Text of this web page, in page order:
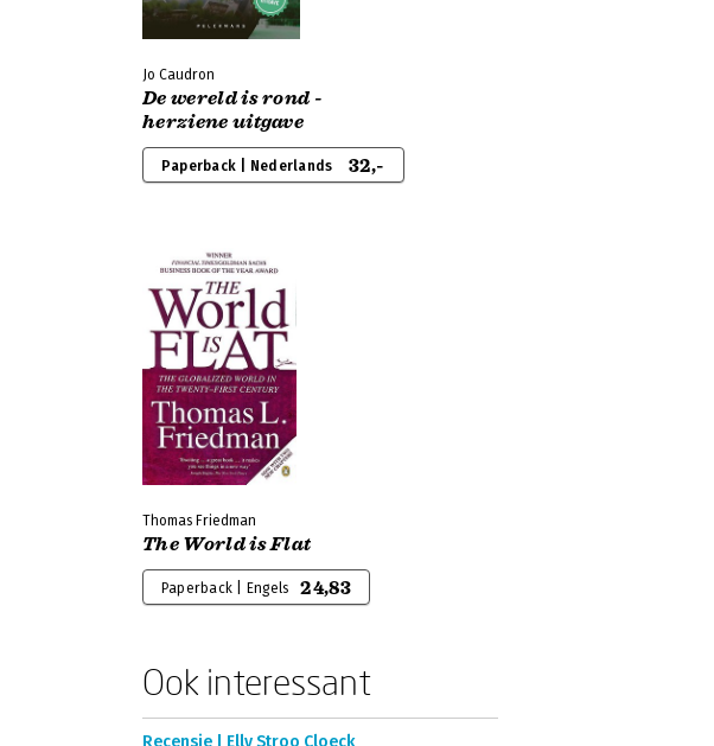
Jo Caudron
De wereld is rond -
herziene uitgave
Paperback | Nederlands 32,-
Thomas Friedman
The World is Flat
Paperback | Engels 24,83
Ook interessant
Recensie | Elly Stroo Cloeck